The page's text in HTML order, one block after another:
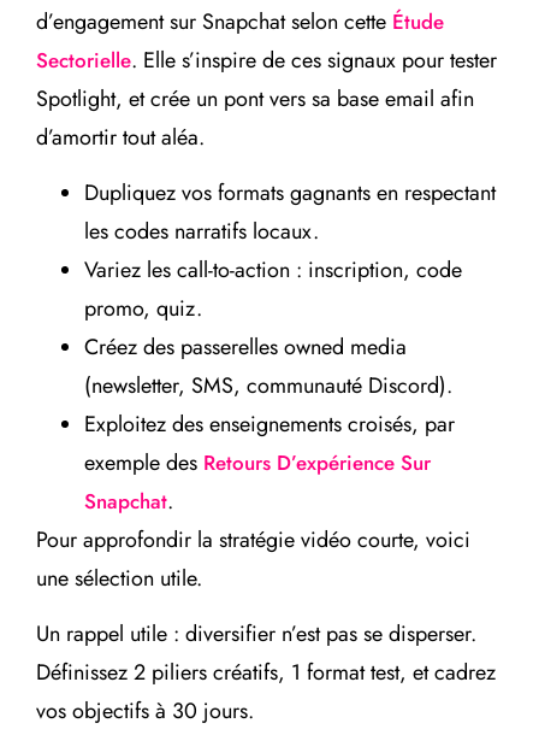
d’engagement sur Snapchat selon cette Étude
Sectorielle. Elle s’inspire de ces signaux pour tester
Spotlight, et crée un pont vers sa base email afin
d’amortir tout aléa.
Dupliquez vos formats gagnants en respectant
les codes narratifs locaux.
Variez les call-to-action : inscription, code
promo, quiz.
Créez des passerelles owned media
(newsletter, SMS, communauté Discord).
Exploitez des enseignements croisés, par
exemple des Retours D’expérience Sur
Snapchat.
Pour approfondir la stratégie vidéo courte, voici
une sélection utile.
Un rappel utile : diversifier n’est pas se disperser.
Définissez 2 piliers créatifs, 1 format test, et cadrez
vos objectifs à 30 jours.